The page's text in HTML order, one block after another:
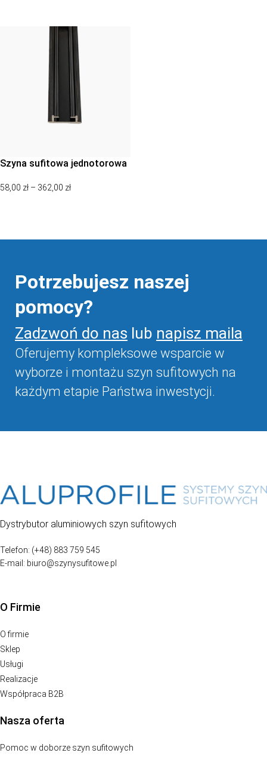
Szyna sufitowa jednotorowa
sufitowy jednotorowy
58,00 zł – 362,00 zł
Potrzebujesz naszej
pomocy?
Zadzwoń do nas lub napisz maila
Oferujemy kompleksowe wsparcie w
wyborze i montażu szyn sufitowych na
każdym etapie Państwa inwestycji.
Dystrybutor aluminiowych szyn sufitowych
Telefon: (+48) 883 759 545
E-mail: biuro@szynysufitowe.pl
O Firmie
O firmie
Sklep
Usługi
Realizacje
Współpraca B2B
Nasza oferta
Pomoc w doborze szyn sufitowych